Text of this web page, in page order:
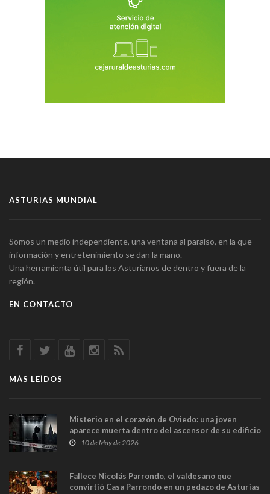
ASTURIAS MUNDIAL
Somos un medio independiente, una ventana al paraíso, en la que
información y entretenimiento se dan la mano.
Una herramienta útil para los Asturianos de dentro y fuera de la
región.
EN CONTACTO
MÁS LEÍDOS
Misterio en el corazón de Oviedo: una joven
aparece muerta dentro del ascensor de su edificio
y las cámaras captan sus últimos minutos
10 de May de 2026
Fallece Nicolás Parrondo, el valdesano que
convirtió Casa Parrondo en un pedazo de Asturias